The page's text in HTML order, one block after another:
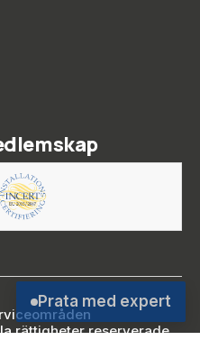
rättigheter reserverade